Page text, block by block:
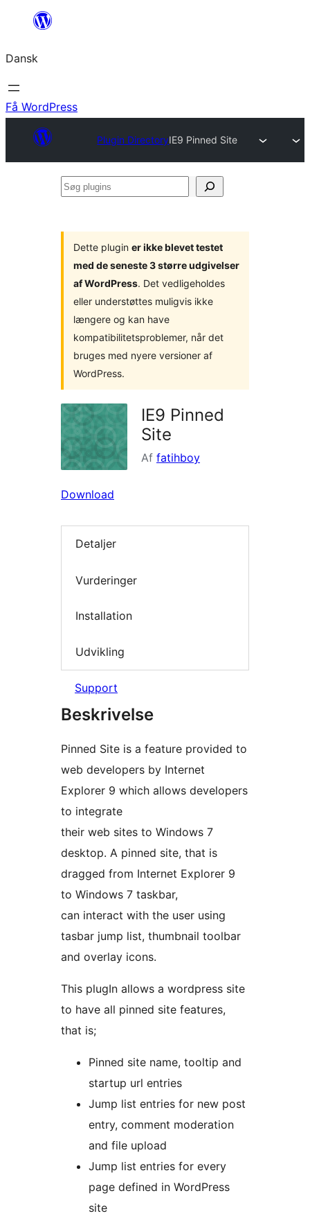
Spring
indhold
Dansk
Få WordPress
Plugin DirectoryIE9 Pinned Site
Søg
Dette plugin er ikke blevet testet
med de seneste 3 større udgivelser
af WordPress. Det vedligeholdes
eller understøttes muligvis ikke
længere og kan have
kompatibilitetsproblemer, når det
bruges med nyere versioner af
WordPress.
IE9 Pinned
Site
Af fatihboy
Download
Detaljer
Vurderinger
Installation
Udvikling
Support
Beskrivelse
Pinned Site is a feature provided to
web developers by Internet
Explorer 9 which allows developers
to integrate
their web sites to Windows 7
desktop. A pinned site, that is
dragged from Internet Explorer 9
to Windows 7 taskbar,
can interact with the user using
tasbar jump list, thumbnail toolbar
and overlay icons.
This plugIn allows a wordpress site
to have all pinned site features,
that is;
Pinned site name, tooltip and
startup url entries
Jump list entries for new post
entry, comment moderation
and file upload
Jump list entries for every
page defined in WordPress
site